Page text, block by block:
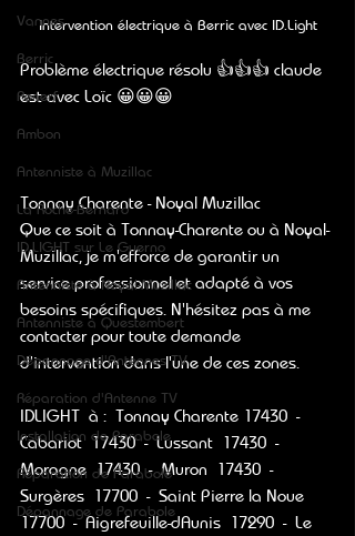
Vannes
Berric
Penerf
Ambon
Antenniste à Muzillac
La Roche-Bernard
ID.LIGHT sur Le Guerno
Antenniste à Noyal-Muzillac
Antenniste à Questembert
Dépannage d'Antennes TV
Réparation d'Antenne TV
Installation de Parabole
Réparation de Parabole
Dépannage de Parabole
Intervention électrique à Berric avec ID.Light
Problème électrique résolu 👍👍👍 claude
est avec Loïc 😀😀😀
Tonnay Charente - Noyal Muzillac
Que ce soit à Tonnay-Charente ou à Noyal-
Muzillac, je m'efforce de garantir un
service professionnel et adapté à vos
besoins spécifiques. N'hésitez pas à me
contacter pour toute demande
d'intervention dans l'une de ces zones.
IDLIGHT  à :  Tonnay Charente 17430  -
Cabariot  17430  -  Lussant  17430  -
Moragne  17430  -  Muron  17430  -
Surgères  17700  -  Saint Pierre la Noue
17700  -  Aigrefeuille-dAunis  17290  -  Le